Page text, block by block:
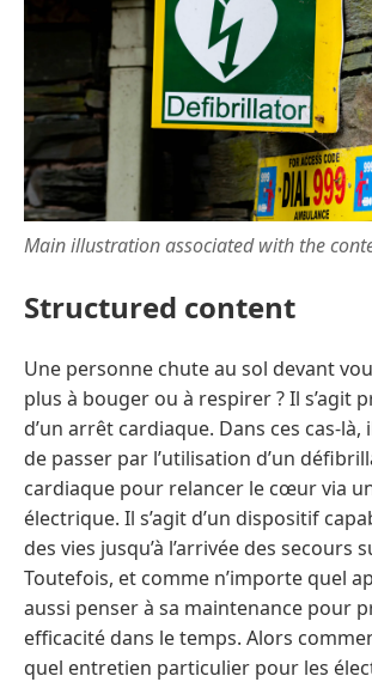
Main illustration associated with the
Structured content
Une personne chute au sol devant
plus à bouger ou à respirer ? Il s’agit
d’un arrêt cardiaque. Dans ces cas-là,
de passer par l’utilisation d’un
cardiaque pour relancer le cœur via
électrique. Il s’agit d’un dispositif
des vies jusqu’à l’arrivée des secours
Toutefois, et comme n’importe quel
aussi penser à sa maintenance pour
efficacité dans le temps. Alors
quel entretien particulier pour les